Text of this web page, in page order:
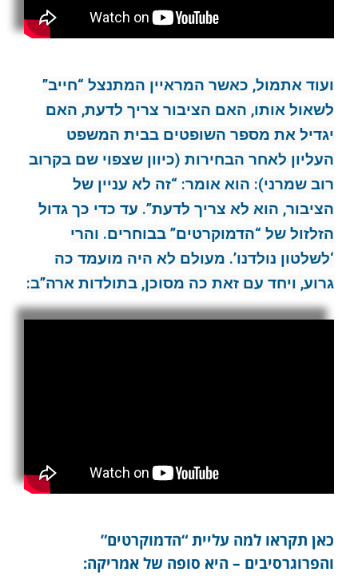
ועוד אתמול, כאשר המראיין המתנצל “חייב”
לשאול אותו, האם הציבור צריך לדעת, האם
יגדיל את מספר השופטים בבית המשפט
העליון לאחר הבחירות (כיוון שצפוי שם בקרוב
רוב שמרני): הוא אומר: “זה לא עניין של
הציבור, הוא לא צריך לדעת”. עד כדי כך גדול
הזלזול של “הדמוקרטים” בבוחרים. והרי
‘לשלטון נולדנו’. מעולם לא היה מועמד כה
גרוע, ויחד עם זאת כה מסוכן, בתולדות ארה”ב:
כאן תקראו למה עליית “הדמוקרטים”
והפרוגרסיבים – היא סופה של אמריקה: